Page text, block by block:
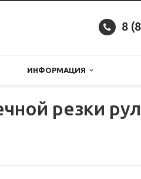
8
ИНФОРМАЦИЯ
резки